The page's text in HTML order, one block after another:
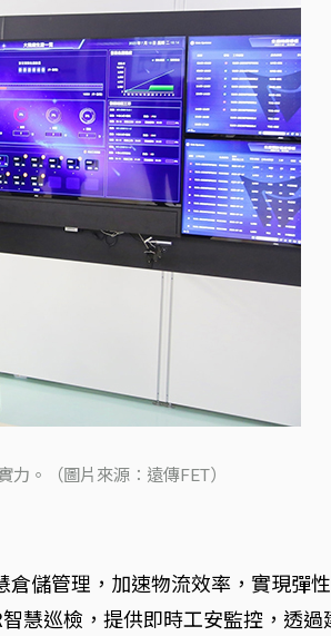
力。（圖片來源：遠傳FET）
儲管理，加速物流效率，實現彈
慧巡檢，提供即時工安監控，透過